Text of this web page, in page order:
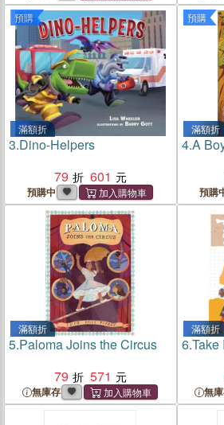
預購
滿額折
3.Dino-Helpers
79
601
預購中
預購
滿額折
4.A
預購
滿額折
5.Paloma Joins the Circus
79
571
無庫存
滿額折
6.Take
無